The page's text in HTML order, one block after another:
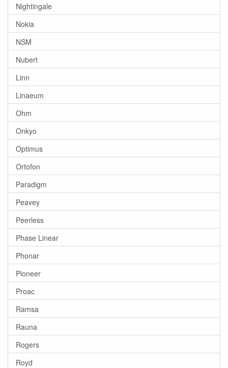
Nightingale
Nokia
NSM
Nubert
Linn
Linaeum
Ohm
Onkyo
Optimus
Ortofon
Paradigm
Peavey
Peerless
Phase Linear
Phonar
Pioneer
Proac
Ramsa
Rauna
Rogers
Royd